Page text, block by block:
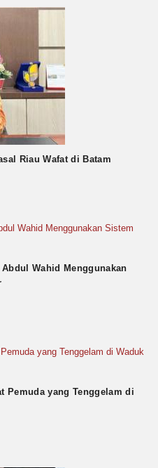
Riau Wafat di Batam
Wahid Menggunakan
Pemuda yang Tenggelam di